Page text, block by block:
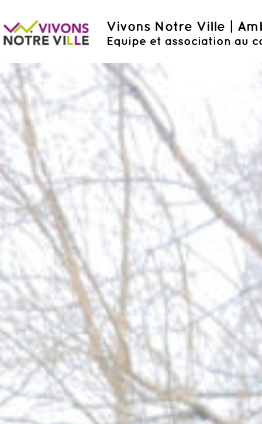
Vivons Notre Ville |
Equipe et association au